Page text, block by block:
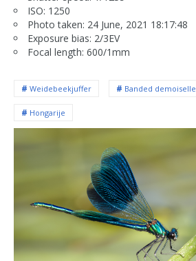
ISO: 1250
Photo taken: 24 June, 2021 18:17:48
Exposure bias: 2/3EV
Focal length: 600/1mm
Weidebeekjuffer Banded demoiselle
Hongarije